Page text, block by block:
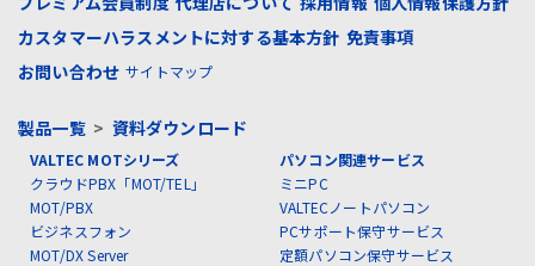
カスタマーハラスメントに対する基本方針 免責事項
お問い合わせ サイトマップ
製品一覧> 資料ダウンロード
VALTEC MOTシリーズ
クラウドPBX「MOT/TEL」
MOT/PBX
ビジネスフォン
MOT/DX Server
パソコン関連サービス
ミニPC
VALTECノートパソコン
PCサポート保守サービス
定額パソコン保守サービス